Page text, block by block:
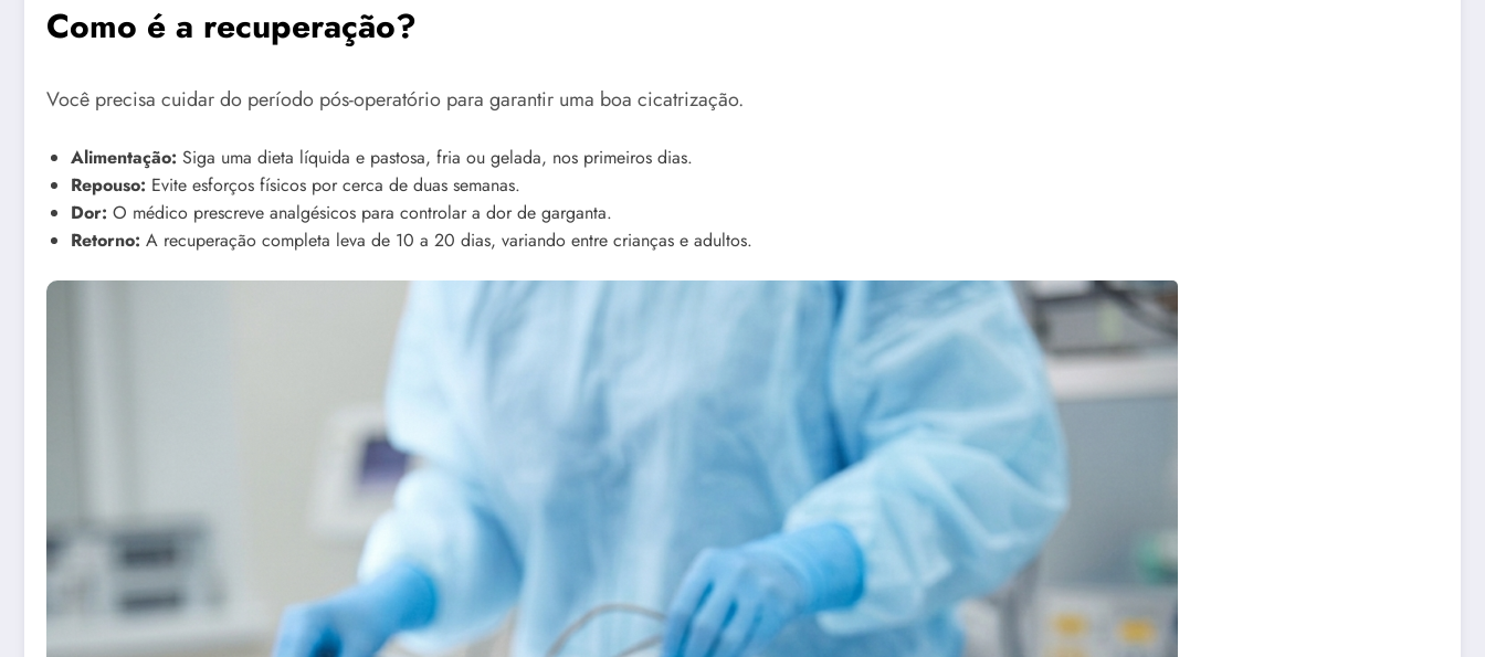
Como é a recuperação?
Você precisa cuidar do período pós-operatório para garantir uma boa cicatrização.
Alimentação: Siga uma dieta líquida e pastosa, fria ou gelada, nos primeiros dias.
Repouso: Evite esforços físicos por cerca de duas semanas.
Dor: O médico prescreve analgésicos para controlar a dor de garganta.
Retorno: A recuperação completa leva de 10 a 20 dias, variando entre crianças e adultos.